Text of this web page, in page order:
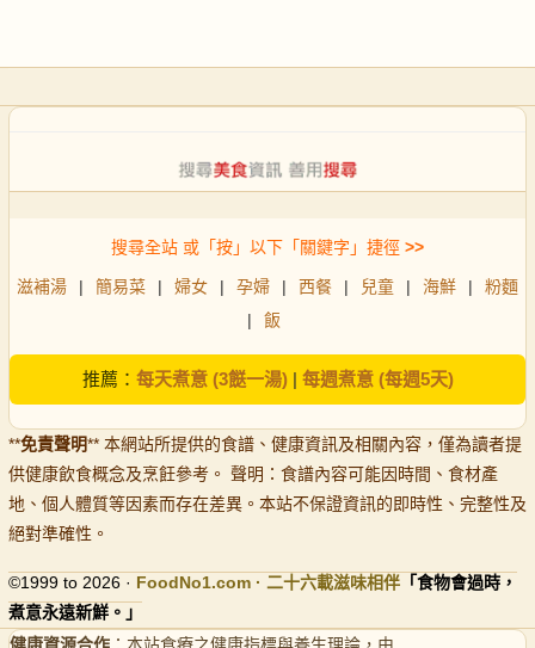
搜尋全站 或「按」以下「關鍵字」捷徑 >>
滋補湯 | 簡易菜 | 婦女 | 孕婦 | 西餐 | 兒童 | 海鮮 |
粉麵
|
飯
推薦： 每天煮意 (3餸一湯)| 每週煮意 (每週5天)
**免責聲明** 本網站所提供的食譜、健康資訊及相關內容，僅為讀者提
供健康飲食概念及烹飪參考。 聲明：食譜內容可能因時間、食材產
地、個人體質等因素而存在差異。本站不保證資訊的即時性、完整性及
絕對準確性。
©1999 to 2026 · FoodNo1.com · 二十六載滋味相伴 「食物會過時，
煮意永遠新鮮。」